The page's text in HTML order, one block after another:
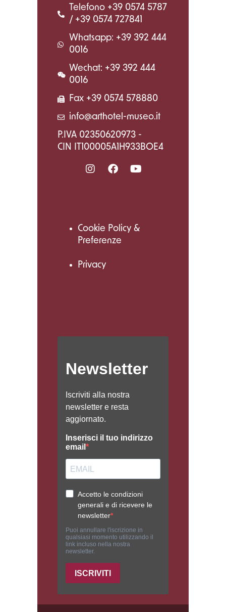
Telefono +39 0574 5787
/ +39 0574 727841
Whatsapp: +39 392 444
0016
Wechat: +39 392 444
0016
Fax +39 0574 578880
info@arthotel-museo.it
P.IVA 02350620973 -
CIN IT100005A1H933BOE4
Cookie Policy &
Preferenze
Privacy